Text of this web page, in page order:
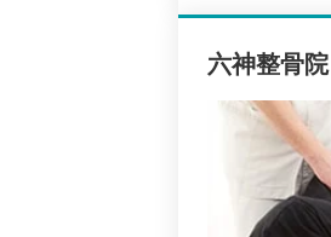
六神整骨院